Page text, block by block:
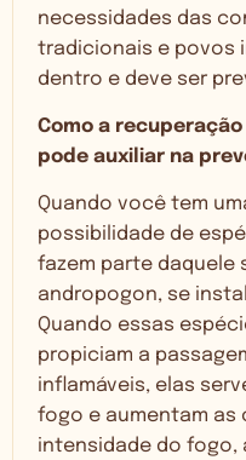
necessidades das
tradicionais e povos
dentro e deve ser
Como a
pode auxiliar na
Quando você tem
possibilidade de
fazem parte daquele
andropogon, se
Quando essas
propiciam a
inflamáveis, elas
fogo e aumentam as
intensidade do fogo,